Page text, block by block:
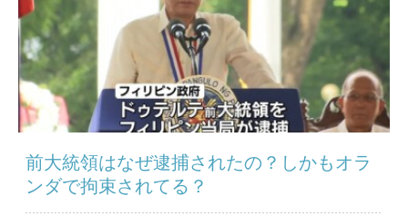
前大統領はなぜ逮捕されたの？しかもオラ
ンダで拘束されてる？